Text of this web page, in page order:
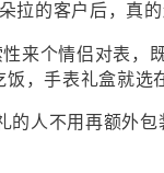
拉的客户后，真
来个情侣对表，
，手表礼盒就选
的人不用再额外